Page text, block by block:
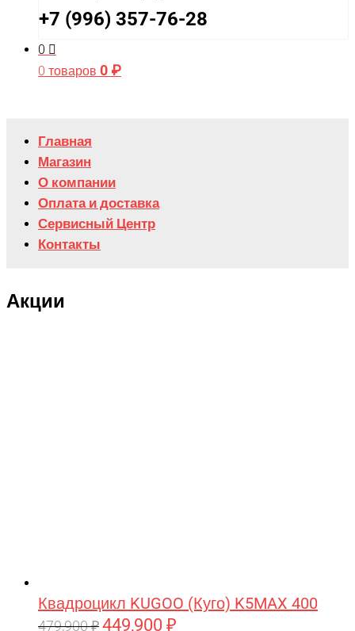
+7 (996) 357-76-28
0
0 товаров 0 ₽
Главная
Магазин
О компании
Оплата и доставка
Сервисный Центр
Контакты
Акции
Квадроцикл KUGOO (Куго) K5MAX 400
479,900₽ Первоначальная
449,900 ₽